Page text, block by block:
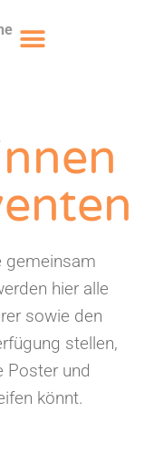
gemeinsam
hier alle
sowie den
stellen,
Poster und
könnt.